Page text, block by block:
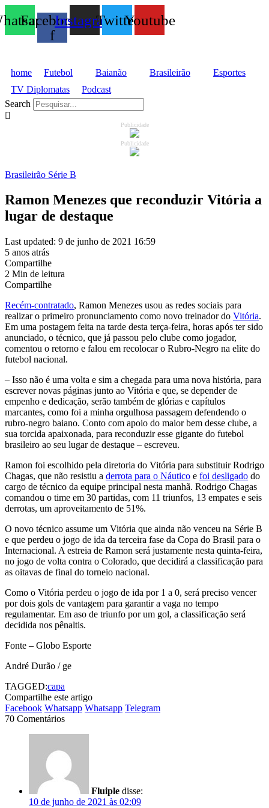
Facebook-
f
InstagramTwitterYoutube
home Futebol Baianão Brasileirão
Esportes
TV Diplomatas
Podcast
Search
Publicidade
Publicidade
Brasileirão Série B
Ramon Menezes que reconduzir Vitória a
lugar de destaque
Last updated: 9 de junho de 2021 16:59
5 anos atrás
Compartilhe
2 Min de leitura
Compartilhe
Recém-contratado, Ramon Menezes usou as redes sociais para
realizar o primeiro pronunciamento como novo treinador do Vitória.
Em uma postagem feita na tarde desta terça-feira, horas após ter sido
anunciado, o técnico, que já passou pelo clube como jogador,
comentou o retorno e falou em recolocar o Rubro-Negro na elite do
futebol nacional.
– Isso não é uma volta e sim a chegada para uma nova história, para
escrever novas páginas junto ao Vitória e que, se depender de
empenho e dedicação, serão também de glórias e capítulos
marcantes, como foi a minha orgulhosa passagem defendendo o
rubro-negro baiano. Conto com apoio do maior bem desse clube, a
sua torcida apaixonada, para reconduzir esse gigante do futebol
brasileiro ao seu lugar de destaque – escreveu.
Ramon foi escolhido pela diretoria do Vitória para substituir Rodrigo
Chagas, que não resistiu a derrota para o Náutico e foi desligado do
cargo de técnico da equipe principal nesta manhã. Rodrigo Chagas
comandou o time em 30 partidas, com 11 triunfos, 13 empates e seis
derrotas, um aproveitamento de 51%.
O novo técnico assume um Vitória que ainda não venceu na Série B
e que perdeu o jogo de ida da terceira fase da Copa do Brasil para o
Internacional. A estreia de Ramon será justamente nesta quinta-feira,
no jogo de volta contra o Colorado, que decidirá a classificação para
as oitavas de final do torneio nacional.
Como o Vitória perdeu o jogo de ida por 1 a 0, será preciso vencer
por dois gols de vantagem para garantir a vaga no tempo
regulamentar. Em aso de triunfo por um gol, a classificação será
decidida nos pênaltis.
Fonte – Globo Esporte
André Durão / ge
TAGGED:capa
Compartilhe este artigo
Facebook Whatsapp Whatsapp Telegram
70 Comentários
Fluiple disse:
10 de junho de 2021 às 02:09